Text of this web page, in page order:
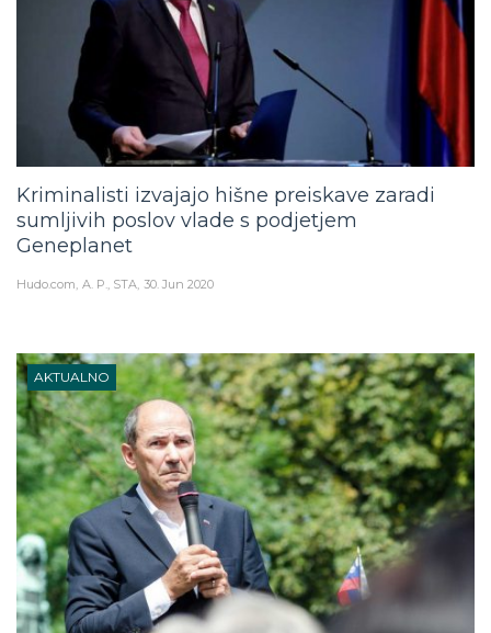
Kriminalisti izvajajo hišne preiskave zaradi
sumljivih poslov vlade s podjetjem
Geneplanet
Hudo.com A. P., STA 30. Jun 2020
AKTUALNO